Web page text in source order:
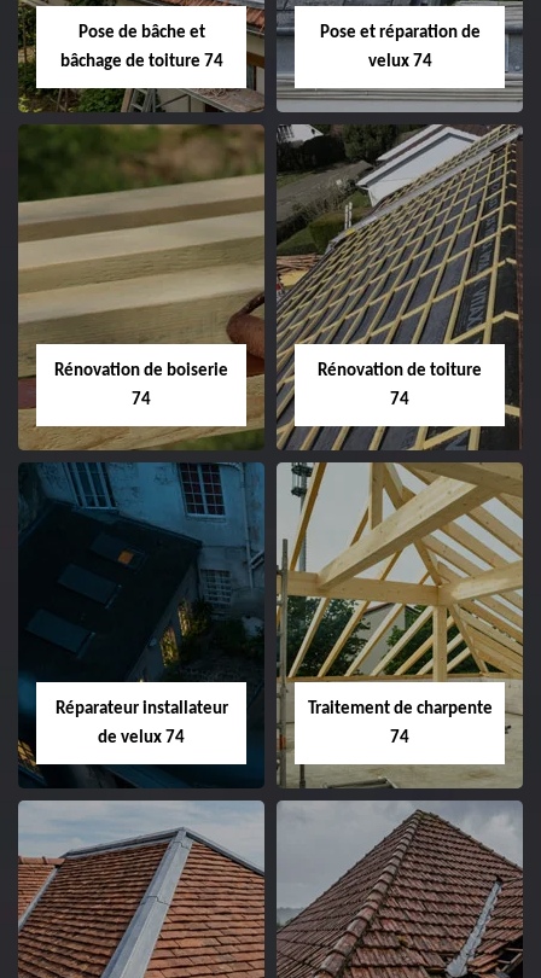
Pose de bâche et
bâchage de toiture 74
Pose et réparation de
velux 74
Rénovation de boiserie
74
Rénovation de toiture
74
Réparateur installateur
de velux 74
Traitement de charpente
74